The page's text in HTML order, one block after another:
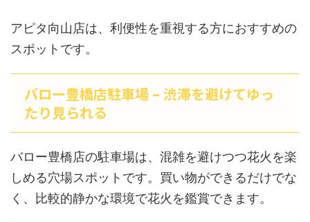
アピタ向山店は、利便性を重視する方におすすめの
スポットです。
バロー豊橋店駐車場 – 渋滞を避けてゆっ
たり見られる
バロー豊橋店の駐車場は、混雑を避けつつ花火を楽
しめる穴場スポットです。買い物ができるだけでな
く、比較的静かな環境で花火を鑑賞できます。